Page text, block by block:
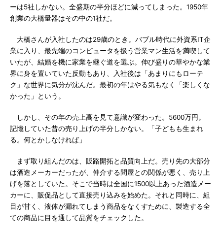
ーは5社しかない。全盛期の半分ほどに減ってしまった。1950年
創業の大橋量器はその中の1社だ。
大橋さんが入社したのは29歳のとき。バブル時代に外資系IT企
業に入り、最先端のコンピュータを扱う営業マン生活を満喫して
いたが、結婚を機に家業を継ぐ道を選ぶ。伸び盛りの華やかな業
界に身を置いていた反動もあり、入社後は「あまりにもローテ
ク」な世界に気分が沈んだ。最初の年はやる気もなく「楽しくな
かった」という。
しかし、その年の売上高を見て意識が変わった。5600万円。
記憶していた昔の売り上げの半分しかない。「子どもも生まれ
る。何とかしなければ」
まず取り組んだのは、販路開拓と品質向上だ。売り先の大部分
は酒造メーカーだったが、仲介する問屋との関係が悪く、売り上
げを落としていた。そこで当時は全国に1500以上あった酒造メー
カーに、販促品として直接売り込みを始めた。それと同時に、組
目が甘く、液体が漏れてしまう商品をなくすために、製造する全
ての商品に目を通して品質をチェックした。